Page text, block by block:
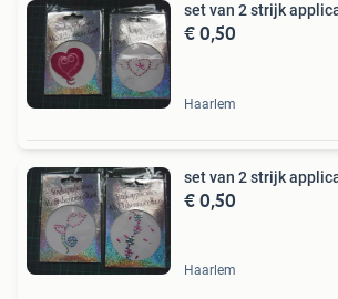
set van 2 strijk
€ 0,50
Haarlem
set van 2 strijk
€ 0,50
Haarlem